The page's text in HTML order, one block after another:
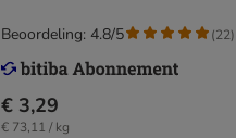
€ 3,29
€ 73,11 / kg
Beoordeling: 4.8/5 (22)